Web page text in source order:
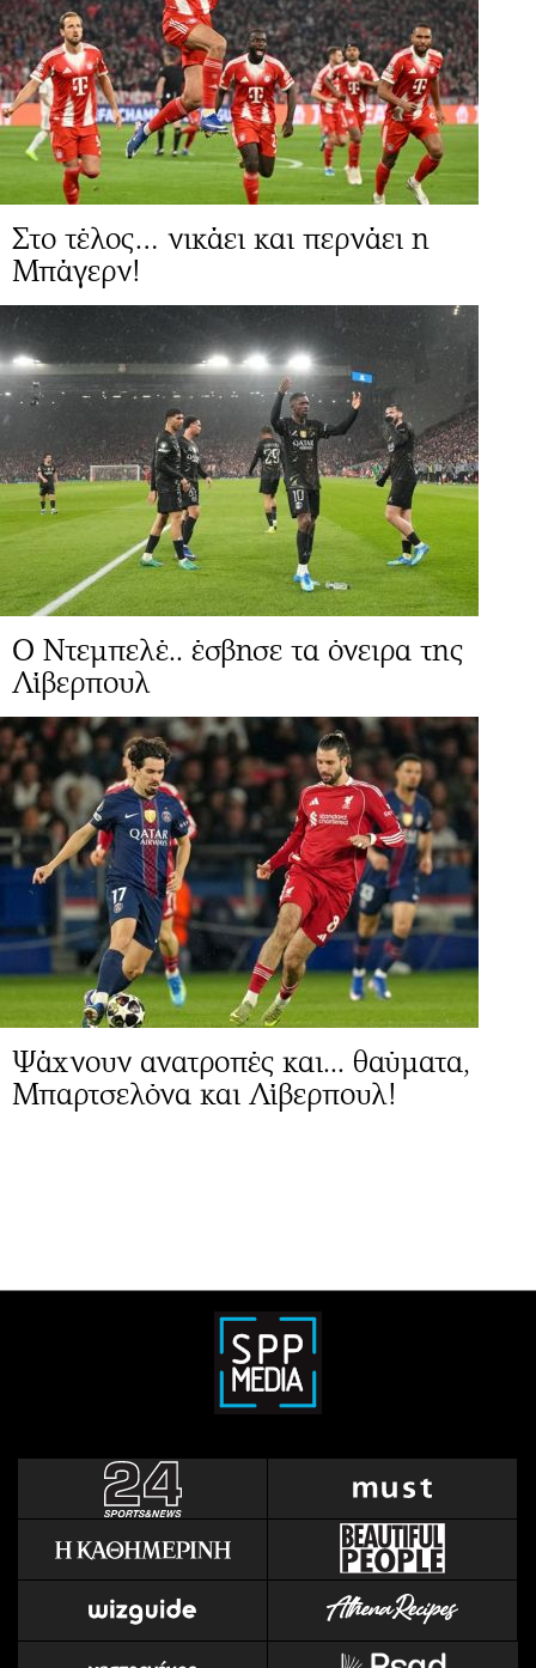
Στο τέλος… νικάει και περνάει η
Μπάγερν!
Ο Ντεμπελέ.. έσβησε τα όνειρα της
Λίβερπουλ
Ψάχνουν ανατροπές και... θαύματα,
Μπαρτσελόνα και Λίβερπουλ!